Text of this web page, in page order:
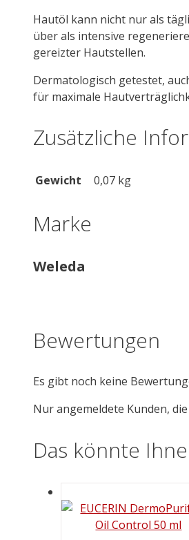
Hautöl kann nicht nur als
über als intensive
gereizter Hautstellen.
Dermatologisch getestet,
für maximale
Zusätzliche
Gewicht 0,07 kg
Marke
Weleda
Bewertungen
Es gibt noch keine
Nur angemeldete Kunden,
Das könnte